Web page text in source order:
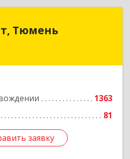
Тюмень
1363
81
заявку
Бит, Тюмень
обл, Тюмень г, Республики
заявку